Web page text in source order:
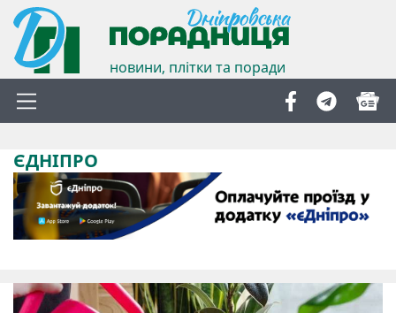
новини, плітки та поради
ЄДНІПРО